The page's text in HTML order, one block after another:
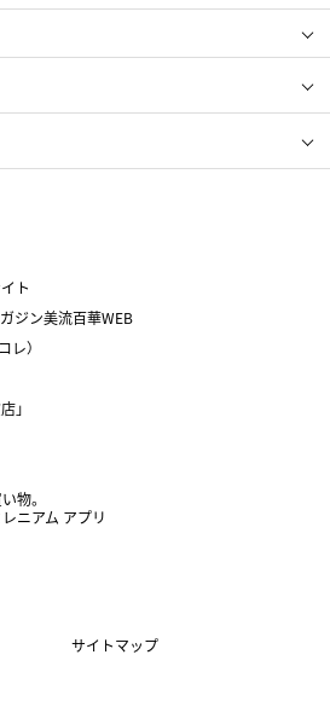
お歳暮
ジルスチュアート
SK-Ⅱ
新宿高野
ママ＆キッズ
五月人形
ホワイトデー
ト
ジン美流百華WEB
レ）
」
物。
ニアム アプリ
サイトマップ